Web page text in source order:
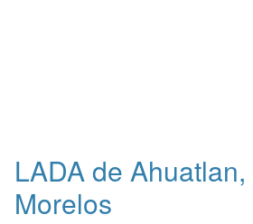
LADA de
Morelos